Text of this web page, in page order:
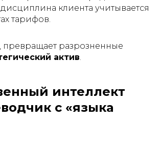
клиента учитывается
тарифов.
превращает разрозненные
актив.
интеллект
с «языка